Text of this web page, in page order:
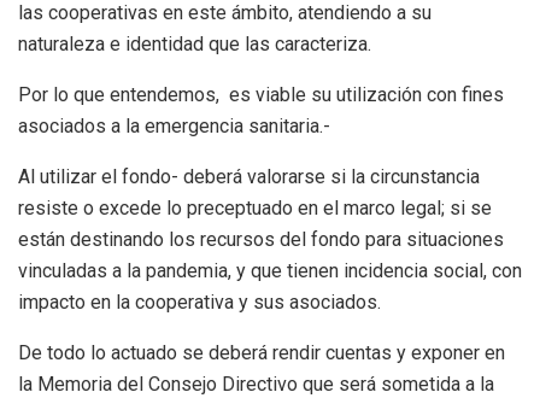
las cooperativas en este ámbito, atendiendo a su
naturaleza e identidad que las caracteriza.
Por lo que entendemos, es viable su utilización con fines
asociados a la emergencia sanitaria.-
Al utilizar el fondo- deberá valorarse si la circunstancia
resiste o excede lo preceptuado en el marco legal; si se
están destinando los recursos del fondo para situaciones
vinculadas a la pandemia, y que tienen incidencia social, con
impacto en la cooperativa y sus asociados.
De todo lo actuado se deberá rendir cuentas y exponer en
la Memoria del Consejo Directivo que será sometida a la